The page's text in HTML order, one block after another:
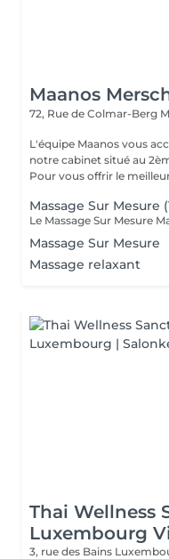
Maanos
72, Rue de Colmar-Berg
L'équipe Maanos vous
notre cabinet situé au
Pour vous offrir le
Massage Sur Mesure
Massage Sur Mesure
Massage relaxant
Thai Wellness
Luxembourg
3, rue des Bains